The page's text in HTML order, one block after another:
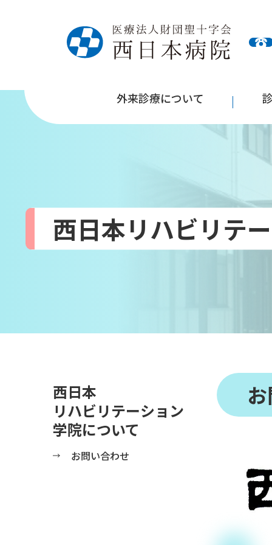
外来診療について
西日本リハビリテ
西日本
リハビリテーション
学院について
お問い合わせ